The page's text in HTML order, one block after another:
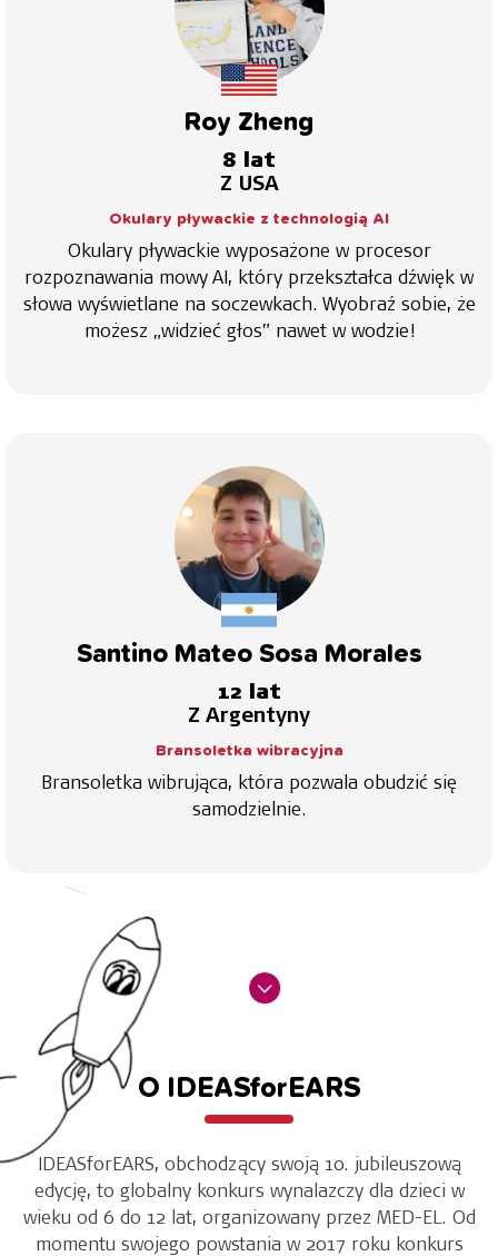
Roy Zheng
8 lat
Z USA
Okulary pływackie z technologią AI
Okulary pływackie wyposażone w procesor
rozpoznawania mowy AI, który przekształca dźwięk w
słowa wyświetlane na soczewkach. Wyobraź sobie, że
możesz „widzieć głos” nawet w wodzie!
Santino Mateo Sosa Morales
12 lat
Z Argentyny
Bransoletka wibracyjna
Bransoletka wibrująca, która pozwala obudzić się
samodzielnie.
O IDEASforEARS
IDEASforEARS, obchodzący swoją 10. jubileuszową
edycję, to globalny konkurs wynalazczy dla dzieci w
wieku od 6 do 12 lat, organizowany przez MED-EL. Od
momentu swojego powstania w 2017 roku konkurs